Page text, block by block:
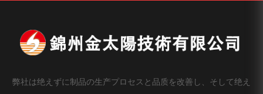
弊社は绝えずに制品の生产プロセスと品质を改善し、そして绝え